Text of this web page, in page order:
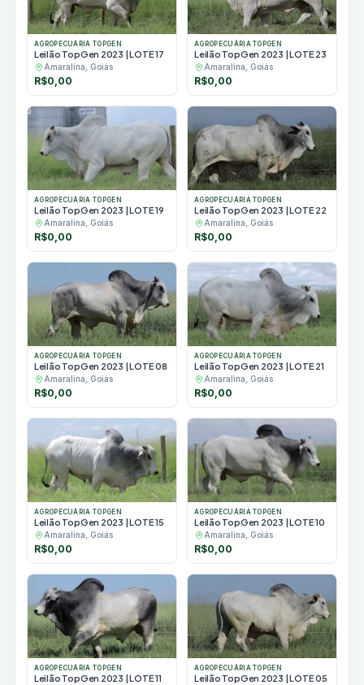
AGROPECUÁRIA TOPGEN
Leilão TopGen 2023 | LOTE 17
Amaralina, Goiás
R$0,00
AGROPECUÁRIA TOPGEN
Leilão TopGen 2023 | LOTE 23
Amaralina, Goiás
R$0,00
AGROPECUÁRIA TOPGEN
Leilão TopGen 2023 | LOTE 19
Amaralina, Goiás
R$0,00
AGROPECUÁRIA TOPGEN
Leilão TopGen 2023 | LOTE 22
Amaralina, Goiás
R$0,00
AGROPECUÁRIA TOPGEN
Leilão TopGen 2023 | LOTE 08
Amaralina, Goiás
R$0,00
AGROPECUÁRIA TOPGEN
Leilão TopGen 2023 | LOTE 21
Amaralina, Goiás
R$0,00
AGROPECUÁRIA TOPGEN
Leilão TopGen 2023 | LOTE 15
Amaralina, Goiás
R$0,00
AGROPECUÁRIA TOPGEN
Leilão TopGen 2023 | LOTE 10
Amaralina, Goiás
R$0,00
AGROPECUÁRIA TOPGEN
Leilão TopGen 2023 | LOTE 11
AGROPECUÁRIA TOPGEN
Leilão TopGen 2023 | LOTE 05